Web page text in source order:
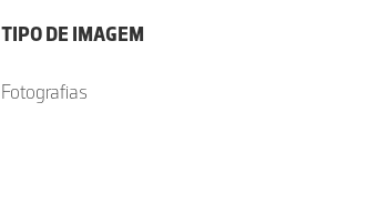
TIPO DE IMAGEM
Fotografias